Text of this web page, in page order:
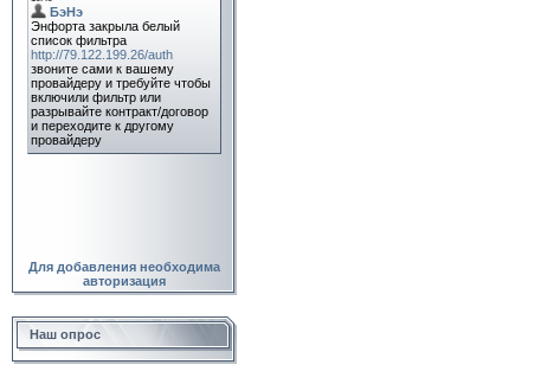
Для добавления необходима
авторизация
Наш опрос